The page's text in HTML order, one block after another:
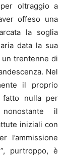
oltraggio a
offeso una
la soglia
data la sua
un trentenne di
Nel
il proprio
nulla per
nonostante il
iniziali con
l’ammissione
purtroppo, è